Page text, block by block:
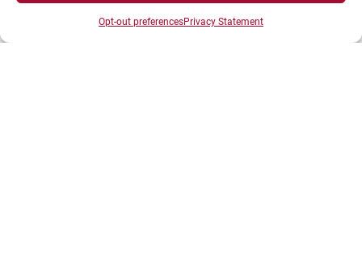
Opt-out preferencesPrivacy Statement
Plan d’accès des campus